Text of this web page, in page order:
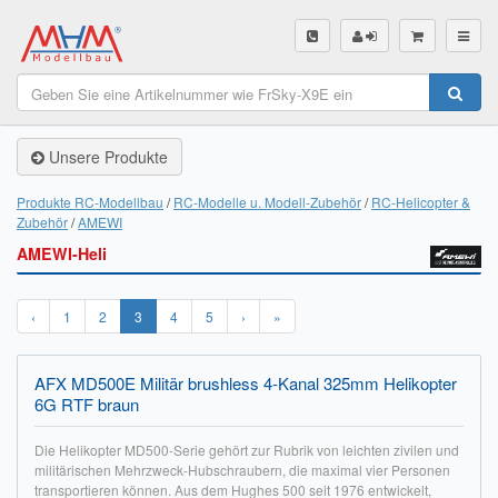
SHOP
Unsere Produkte
Servo Finder
BL-Motor Finder
Schiffsschrauben Finder
Räder Finder
Luftschrauben Finder
Sendungsverfolgung DHL
Unsere Produkte
Produkte RC-Modellbau RC-Modelle u. Modell-Zubehör RC-Helicopter &
Zubehör AMEWI
AMEWI-Heli
‹ 1 2 3 4 5 › »
AFX MD500E Militär brushless 4-Kanal 325mm Helikopter
6G RTF braun
Die Helikopter MD500-Serie gehört zur Rubrik von leichten zivilen und
militärischen Mehrzweck-Hubschraubern, die maximal vier Personen
transportieren können. Aus dem Hughes 500 seit 1976 entwickelt,